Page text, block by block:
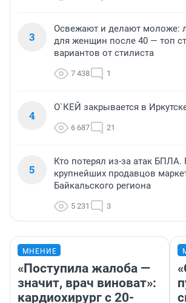
3
Освежают и делают моложе:
для женщин после 40 — топ
вариантов от стилиста
7 438 1
4
О`КЕЙ закрывается в
6 687 21
5
Кто потерял из-за атак БПЛА.
крупнейших продавцов
Байкальского региона
5 231 3
МНЕНИЕ
«Поступила жалоба —
значит, врач виноват»:
кардиохирург с 20-